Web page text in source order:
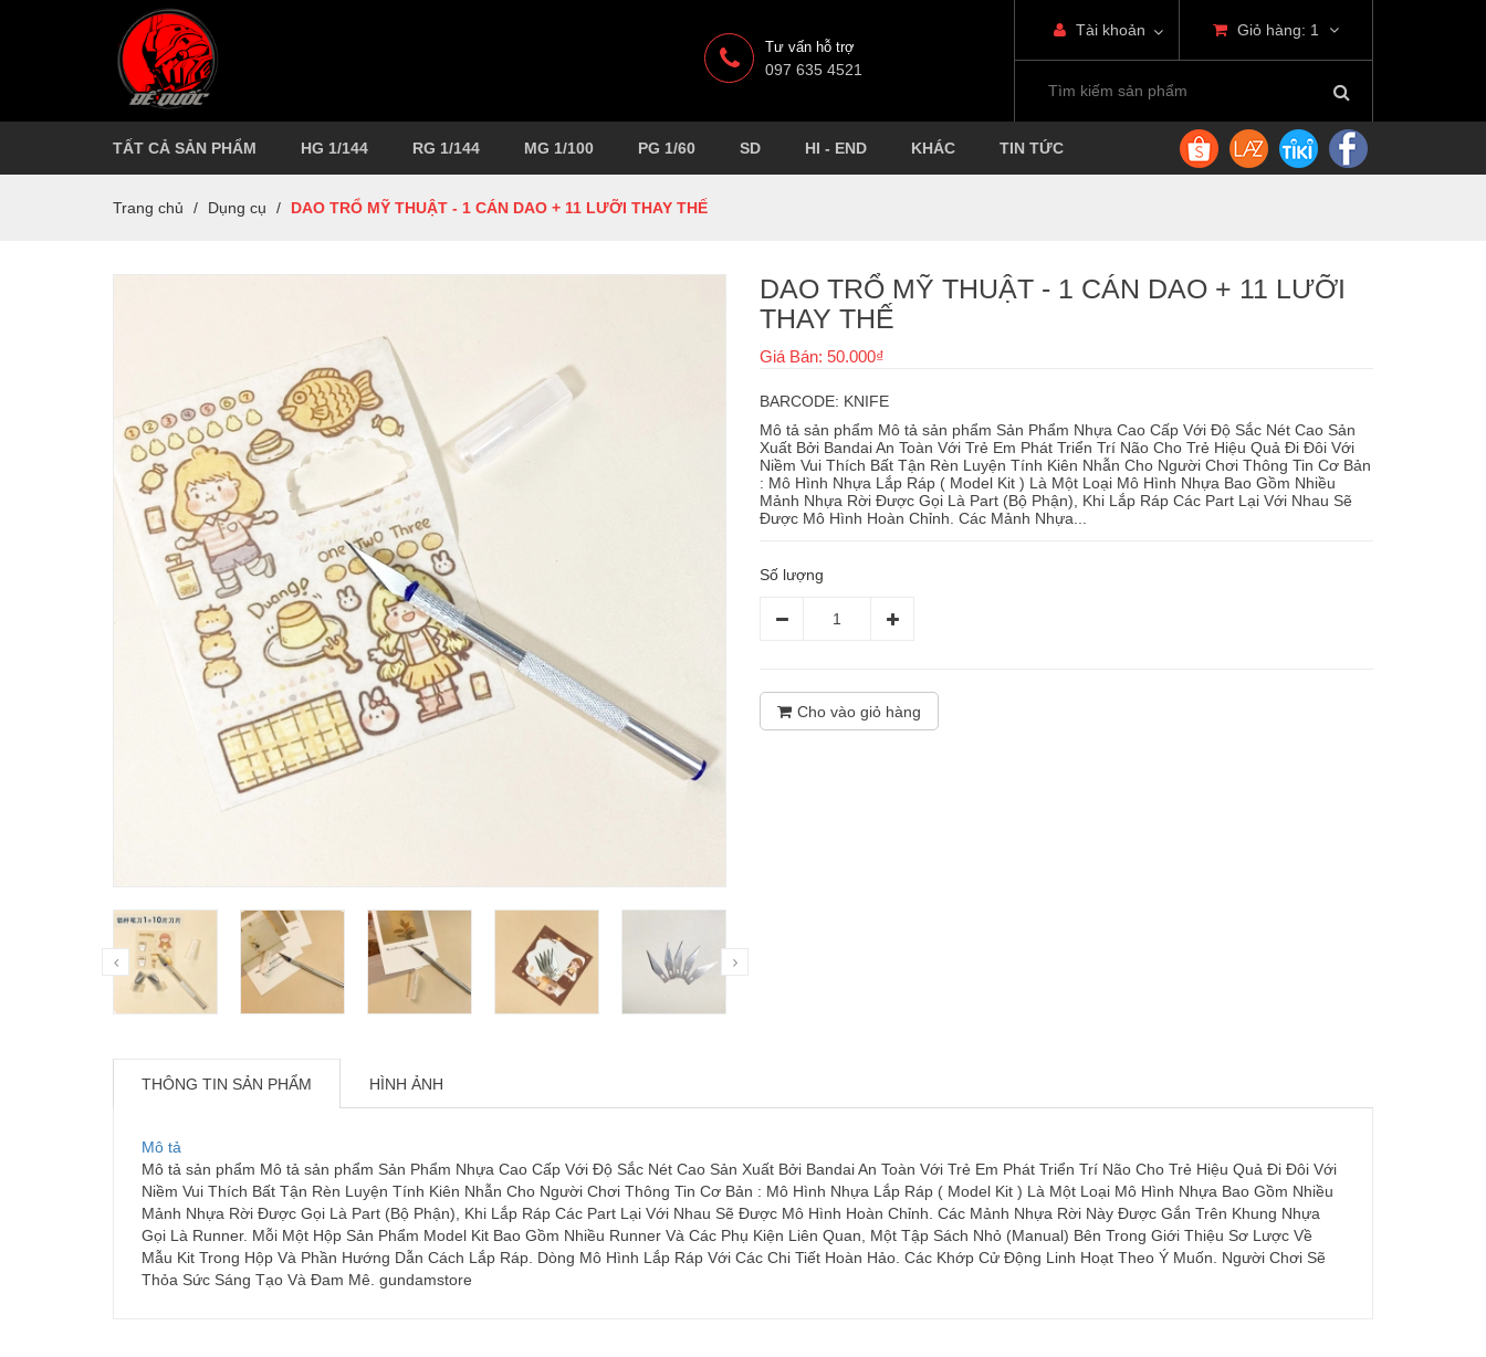
Tài khoản Giỏ hàng: 1
Tư vấn hỗ trợ
097 635 4521
TẤT CẢ SẢN PHẨM HG 1/144 RG 1/144 MG 1/100 PG 1/60 SD HI - END KHÁC TIN TỨC
Trang chủ / Dụng cụ / DAO TRỔ MỸ THUẬT - 1 CÁN DAO + 11 LƯỠI THAY THẾ
DAO TRỔ MỸ THUẬT - 1 CÁN DAO + 11 LƯỠI
THAY THẾ
Giá Bán: 50.000₫
BARCODE: KNIFE
Mô tả sản phẩm Mô tả sản phẩm Sản Phẩm Nhựa Cao Cấp Với Độ Sắc Nét Cao Sản
Xuất Bởi Bandai An Toàn Với Trẻ Em Phát Triển Trí Não Cho Trẻ Hiệu Quả Đi Đôi Với
Niềm Vui Thích Bất Tận Rèn Luyện Tính Kiên Nhẫn Cho Người Chơi Thông Tin Cơ Bản
: Mô Hình Nhựa Lắp Ráp ( Model Kit ) Là Một Loại Mô Hình Nhựa Bao Gồm Nhiều
Mảnh Nhựa Rời Được Gọi Là Part (Bộ Phận), Khi Lắp Ráp Các Part Lại Với Nhau Sẽ
Được Mô Hình Hoàn Chỉnh. Các Mảnh Nhựa...
Số lượng
Cho vào giỏ hàng
THÔNG TIN SẢN PHẨM HÌNH ẢNH
Mô tả
Mô tả sản phẩm Mô tả sản phẩm Sản Phẩm Nhựa Cao Cấp Với Độ Sắc Nét Cao Sản Xuất Bởi Bandai An Toàn Với Trẻ Em Phát Triển Trí Não Cho Trẻ Hiệu Quả Đi Đôi Với
Niềm Vui Thích Bất Tận Rèn Luyện Tính Kiên Nhẫn Cho Người Chơi Thông Tin Cơ Bản : Mô Hình Nhựa Lắp Ráp ( Model Kit ) Là Một Loại Mô Hình Nhựa Bao Gồm Nhiều
Mảnh Nhựa Rời Được Gọi Là Part (Bộ Phận), Khi Lắp Ráp Các Part Lại Với Nhau Sẽ Được Mô Hình Hoàn Chỉnh. Các Mảnh Nhựa Rời Này Được Gắn Trên Khung Nhựa
Gọi Là Runner. Mỗi Một Hộp Sản Phẩm Model Kit Bao Gồm Nhiều Runner Và Các Phụ Kiện Liên Quan, Một Tập Sách Nhỏ (Manual) Bên Trong Giới Thiệu Sơ Lược Về
Mẫu Kit Trong Hộp Và Phần Hướng Dẫn Cách Lắp Ráp. Dòng Mô Hình Lắp Ráp Với Các Chi Tiết Hoàn Hảo. Các Khớp Cử Động Linh Hoạt Theo Ý Muốn. Người Chơi Sẽ
Thỏa Sức Sáng Tạo Và Đam Mê. gundamstore